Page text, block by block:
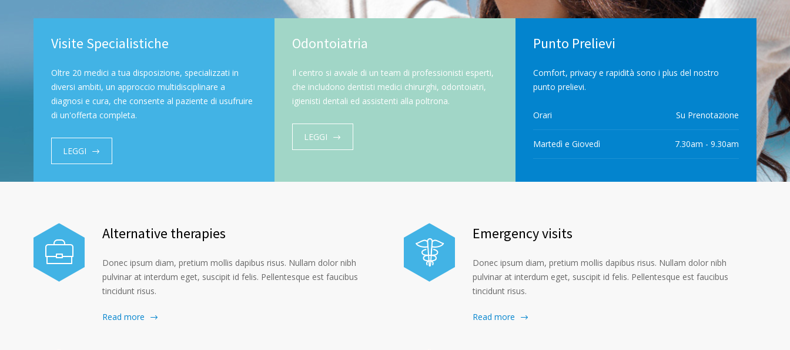
Visite Specialistiche
Oltre 20 medici a tua disposizione, specializzati in
diversi ambiti, un approccio multidisciplinare a
diagnosi e cura, che consente al paziente di usufruire
di un'offerta completa.
LEGGI
Odontoiatria
Il centro si avvale di un team di professionisti esperti,
che includono dentisti medici chirurghi, odontoiatri,
igienisti dentali ed assistenti alla poltrona.
LEGGI
Punto Prelievi
Comfort, privacy e rapidità sono i plus del nostro
punto prelievi.
Orari Su Prenotazione
Martedì e Giovedì 7.30am - 9.30am
Alternative therapies
Donec ipsum diam, pretium mollis dapibus risus. Nullam dolor nibh
pulvinar at interdum eget, suscipit id felis. Pellentesque est faucibus
tincidunt risus.
Read more
Emergency visits
Donec ipsum diam, pretium mollis dapibus risus. Nullam dolor nibh
pulvinar at interdum eget, suscipit id felis. Pellentesque est faucibus
tincidunt risus.
Read more